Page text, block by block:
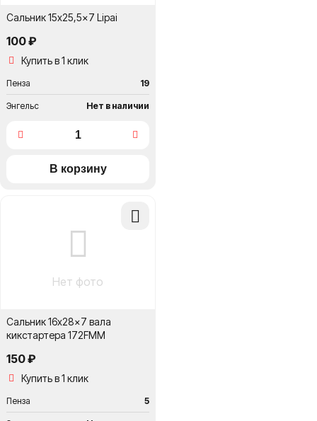
Сальник 15x25,5x7 Lipai
100 ₽
Купить в 1 клик
Пенза 19
Энгельс Нет в наличии
Добавить
Нет фото
Сальник 16x28x7 вала
кикстартера 172FMM
150 ₽
Купить в 1 клик
Пенза 5